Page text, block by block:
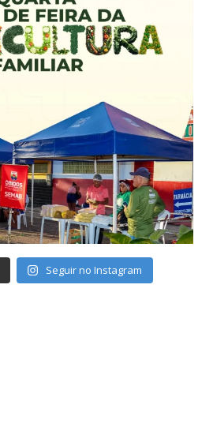
Seguir no Instagram